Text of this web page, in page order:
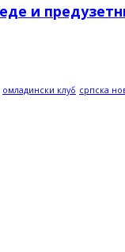
и
омладински клуб српска